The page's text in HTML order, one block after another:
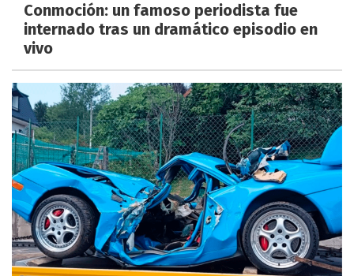
Conmoción: un famoso periodista fue
internado tras un dramático episodio en
vivo